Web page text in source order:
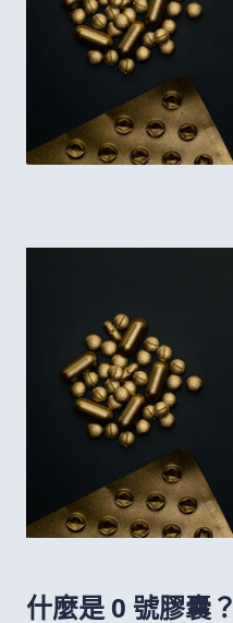
什麼是 0 號膠囊？